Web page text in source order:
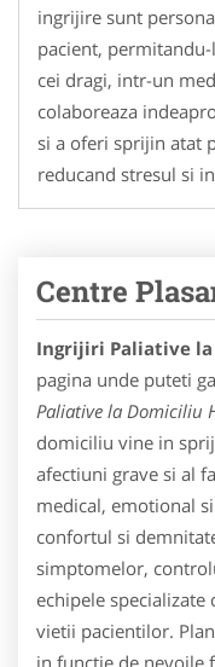
ingrijire sunt
pacient,
cei dragi, intr-un
colaboreaza
si a oferi sprijin atat
reducand stresul si
Centre
Ingrijiri Paliative
pagina unde puteti
Paliative la Domiciliu
domiciliu vine in
afectiuni grave si al
medical, emotional
confortul si
simptomelor,
echipele
vietii pacientilor.
in functie de nevoile